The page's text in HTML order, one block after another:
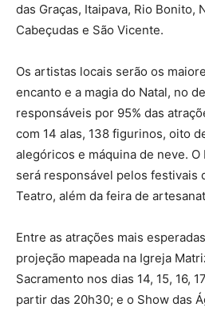
das Graças, Itaipava, Rio Bonito,
Cabeçudas e São Vicente.
Os artistas locais serão os
encanto e a magia do Natal, no
responsáveis por 95% das
com 14 alas, 138 figurinos, oito
alegóricos e máquina de neve.
será responsável pelos festivais
Teatro, além da feira de
Entre as atrações mais
projeção mapeada na Igreja
Sacramento nos dias 14, 15, 16,
partir das 20h30; e o Show das